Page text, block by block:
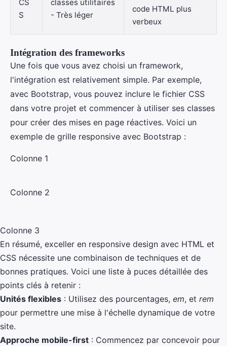
CS
S
classes utilitaires
- Très léger
code HTML plus
verbeux
Intégration des frameworks
Une fois que vous avez choisi un framework,
l'intégration est relativement simple. Par exemple,
avec Bootstrap, vous pouvez inclure le fichier CSS
dans votre projet et commencer à utiliser ses classes
pour créer des mises en page réactives. Voici un
exemple de grille responsive avec Bootstrap :
Colonne 1
Colonne 2
Colonne 3
En résumé, exceller en responsive design avec HTML et
CSS nécessite une combinaison de techniques et de
bonnes pratiques. Voici une liste à puces détaillée des
points clés à retenir :
Unités flexibles : Utilisez des pourcentages, em, et rem
pour permettre une mise à l'échelle dynamique de votre
site.
Approche mobile-first : Commencez par concevoir pour